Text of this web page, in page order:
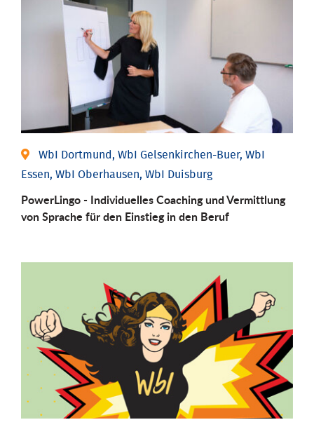
WbI Dortmund, WbI Gelsenkirchen-Buer, WbI
Essen, WbI Oberhausen, WbI Duisburg
PowerLingo - Individuelles Coaching und Vermittlung
von Sprache für den Einstieg in den Beruf